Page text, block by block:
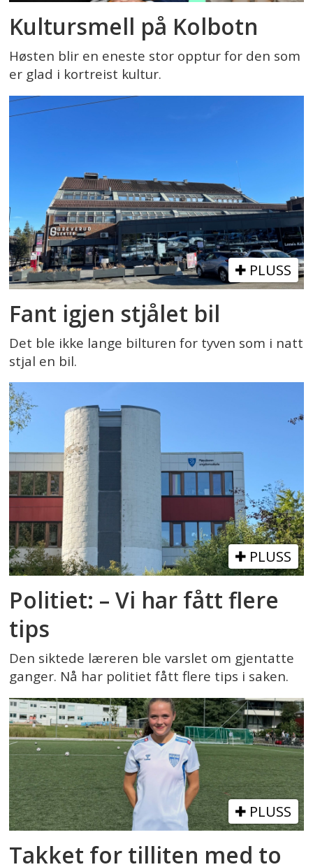
Kultursmell på Kolbotn
Høsten blir en eneste stor opptur for den som
er glad i kortreist kultur.
PLUSS
Fant igjen stjålet bil
Det ble ikke lange bilturen for tyven som i natt
stjal en bil.
PLUSS
Politiet: – Vi har fått flere
tips
Den siktede læreren ble varslet om gjentatte
ganger. Nå har politiet fått flere tips i saken.
PLUSS
Takket for tilliten med to